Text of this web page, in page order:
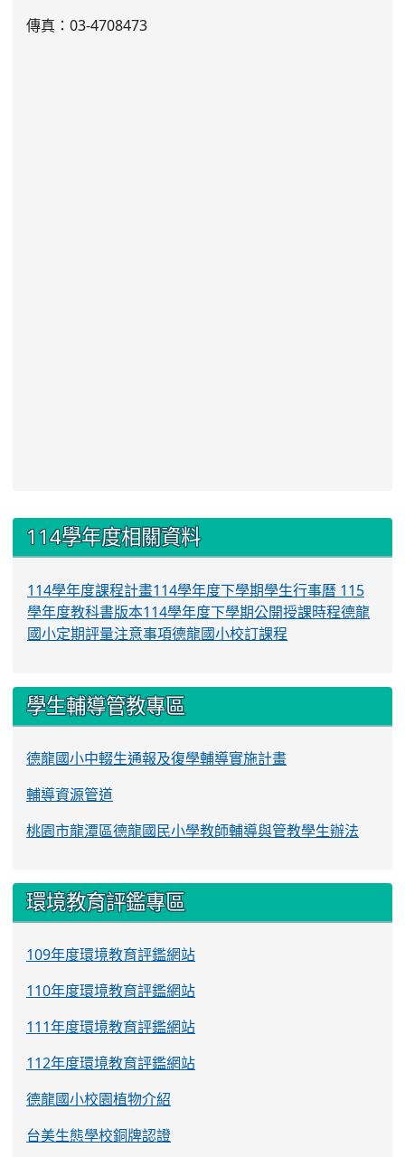
傳真：03-4708473
::: 114學年度相關資料
114學年度課程計畫114學年度下學期學生行事曆 115
學年度教科書版本114學年度下學期公開授課時程德龍
國小定期評量注意事項德龍國小校訂課程
學生輔導管教專區
德龍國小中輟生通報及復學輔導實施計畫
輔導資源管道
桃園市龍潭區德龍國民小學教師輔導與管教學生辦法
環境教育評鑑專區
109年度環境教育評鑑網站
110年度環境教育評鑑網站
111年度環境教育評鑑網站
112年度環境教育評鑑網站
德龍國小校園植物介紹
台美生態學校銅牌認證